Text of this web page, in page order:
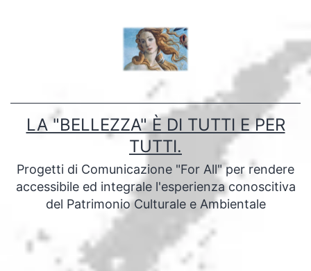
LA "BELLEZZA" È DI TUTTI E PER
TUTTI.
Progetti di Comunicazione "For All" per rendere
accessibile ed integrale l'esperienza conoscitiva
del Patrimonio Culturale e Ambientale